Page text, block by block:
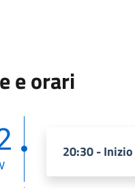
e orari
20:30 -